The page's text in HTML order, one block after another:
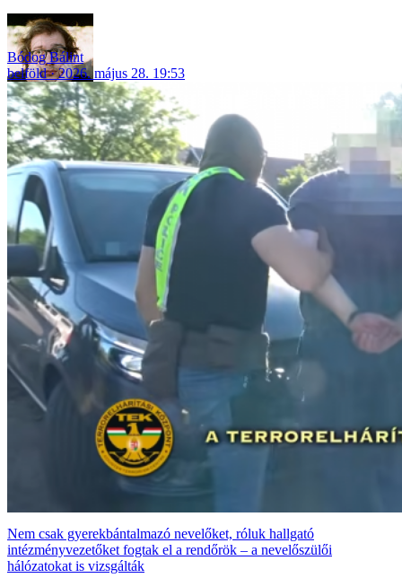
Bódog Bálint
belföld
2026. május 28. 19:53
Nem csak gyerekbántalmazó nevelőket, róluk hallgató
intézményvezetőket fogtak el a rendőrök – a nevelőszülői
hálózatokat is vizsgálták